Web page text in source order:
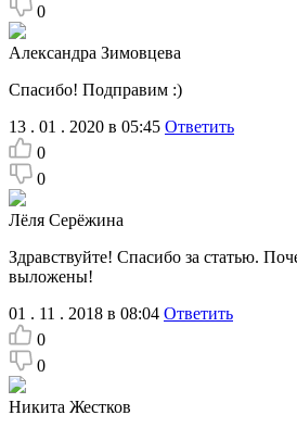
0
Александра Зимовцева
Спасибо! Подправим :)
13 . 01 . 2020 в 05:45 Ответить
0
0
Лёля Серёжина
Здравствуйте! Спасибо за статью.
выложены!
01 . 11 . 2018 в 08:04 Ответить
0
0
Никита Жестков